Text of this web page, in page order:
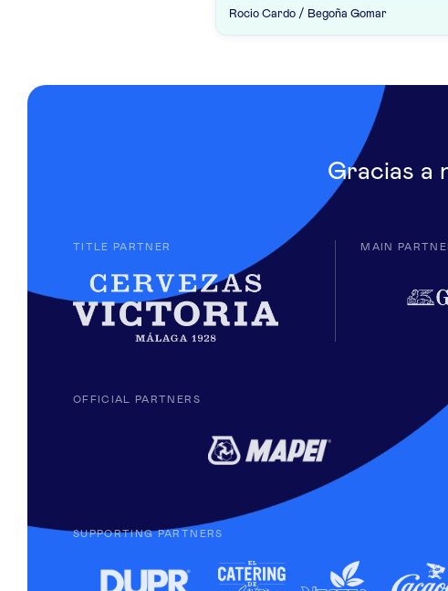
Rocio Cardo / Begoña Gomar
Gracias a
TITLE PARTNER MAIN
OFFICIAL PARTNERS
SUPPORTING PARTNERS